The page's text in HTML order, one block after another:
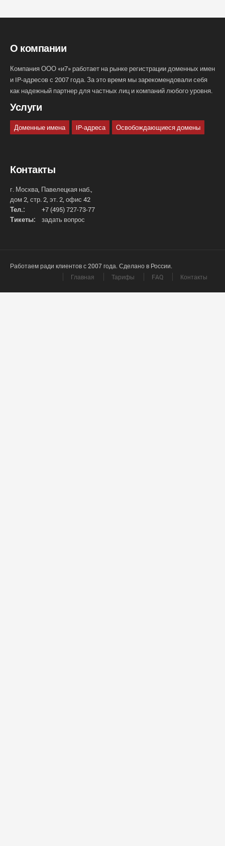
О компании
Компания ООО «и7» работает на рынке регистрации доменных имен
и IP-адресов с 2007 года. За это время мы зарекомендовали себя
как надежный партнер для частных лиц и компаний любого уровня.
Услуги
Доменные имена IP-адреса Освобождающиеся домены
Контакты
г. Москва, Павелецкая наб.,
дом 2, стр. 2, эт. 2, офис 42
Тел.:
+7 (495) 727-73-77
Тикеты:
задать вопрос
Работаем ради клиентов с 2007 года. Сделано в России.
Главная
Тарифы FAQ Контакты